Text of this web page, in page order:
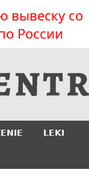
вывеску со
России
LEKI